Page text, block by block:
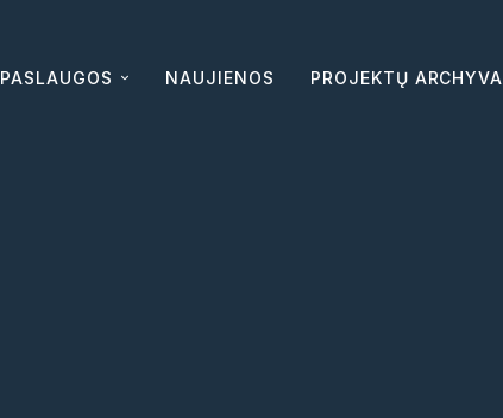
PASLAUGOS NAUJIENOS PROJEKTŲ